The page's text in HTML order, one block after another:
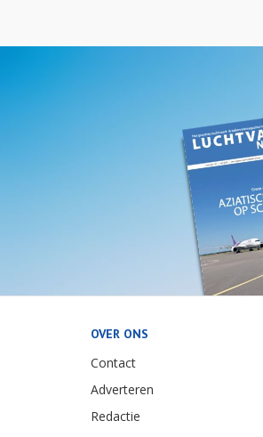
OVER ONS
Contact
Adverteren
Redactie